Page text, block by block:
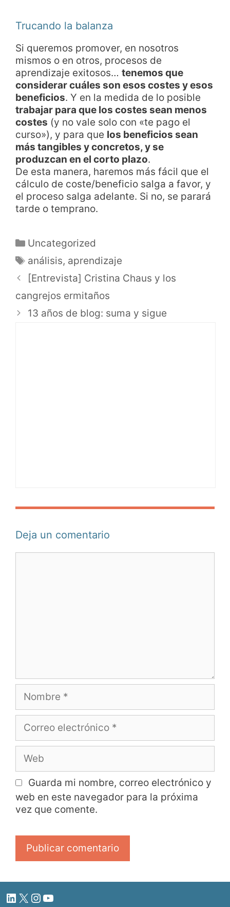
Trucando la balanza
Si queremos promover, en nosotros
mismos o en otros, procesos de
aprendizaje exitosos… tenemos que
considerar cuáles son esos costes y esos
beneficios. Y en la medida de lo posible
trabajar para que los costes sean menos
costes (y no vale solo con «te pago el
curso»), y para que los beneficios sean
más tangibles y concretos, y se
produzcan en el corto plazo.
De esta manera, haremos más fácil que el
cálculo de coste/beneficio salga a favor, y
el proceso salga adelante. Si no, se parará
tarde o temprano.
Uncategorized
análisis, aprendizaje
[Entrevista] Cristina Chaus y los
cangrejos ermitaños
13 años de blog: suma y sigue
Deja un comentario
Guarda mi nombre, correo electrónico y
web en este navegador para la próxima
vez que comente.